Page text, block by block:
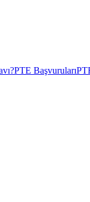
PTE Başvuruları